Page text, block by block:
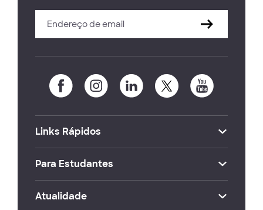
Links Rápidos
Para Estudantes
Atualidade